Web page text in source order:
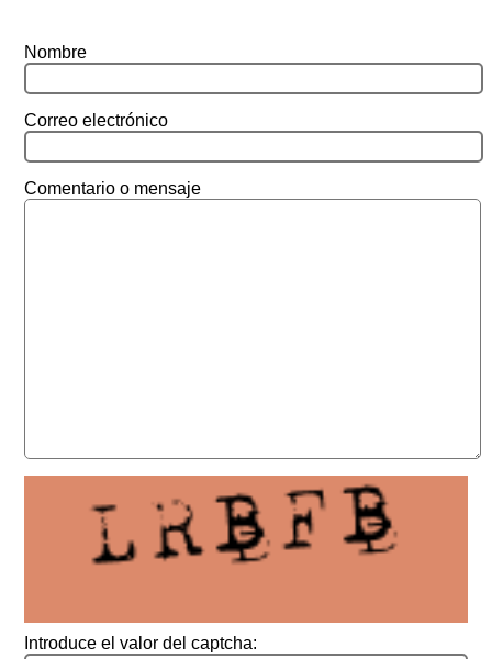
Nombre
Correo electrónico
Comentario o mensaje
Introduce el valor del captcha: